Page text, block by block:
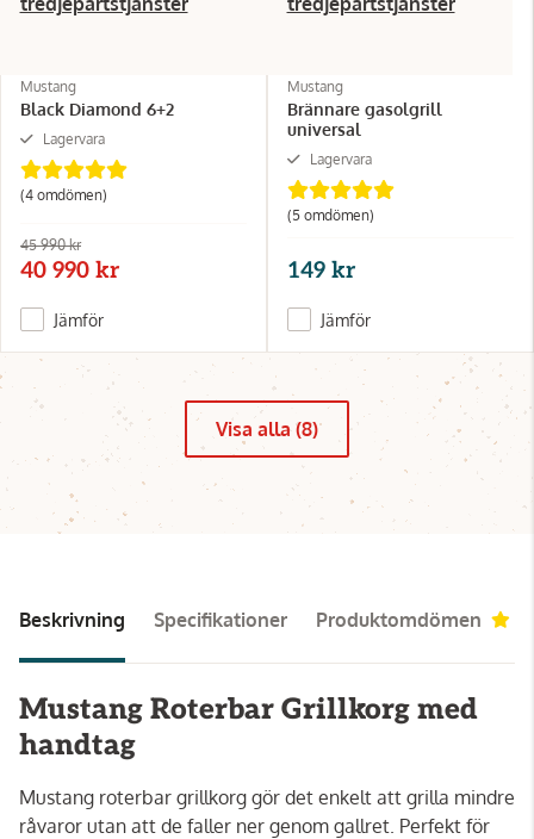
Mustang
Black Diamond 6+2
Lagervara
(4 omdömen)
45 990 kr
40 990 kr
Jämför
Mustang
Brännare gasolgrill
universal
Lagervara
(5 omdömen)
149 kr
Jämför
Visa alla (8)
Beskrivning Specifikationer Produktomdömen
Mustang Roterbar Grillkorg med
handtag
Mustang roterbar grillkorg gör det enkelt att grilla mindre
råvaror utan att de faller ner genom gallret. Perfekt för